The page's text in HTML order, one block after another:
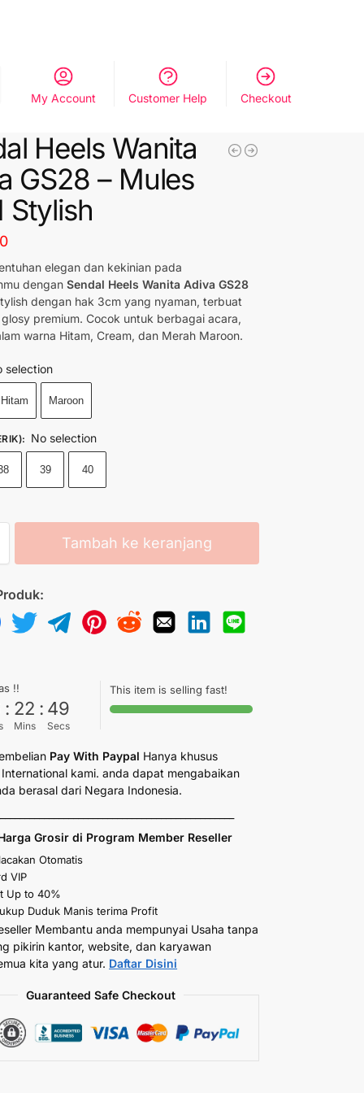
My Account Customer Help Checkout
Heels Wanita
GS28 – Mules
Stylish
elegan dan kekinian pada
denganSendal Heels Wanita Adiva GS28
dengan hak 3cm yang nyaman, terbuat
premium. Cocok untuk berbagai acara,
warna Hitam, Cream, dan Merah Maroon.
selection
Hitam Maroon
: No selection
39 40
Tambah ke keranjang
!!
: 22
Mins
: 49
Secs
This item is selling fast!
Pay With Paypal Hanya khusus
kami. anda dapat mengabaikan
berasal dari Negara Indonesia.
Grosir di Program Member Reseller
Otomatis
VIP
Up to 40%
Duduk Manis terima Profit
Membantu anda mempunyai Usaha tanpa
pikirin kantor, website, dan karyawan
kita yang atur. Daftar Disini
Guaranteed Safe Checkout